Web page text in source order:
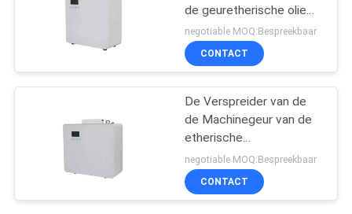
geurverspreider met
groot oppervlak
de geuretherische olie
van het het Ijzeraroma de
Luchtluchtbevochtiger
negotiable MOQ:Bespreekbaar
CONTACT
De Verspreider van de
de Machinegeur van de
etherische
olieverspreider met 1L-
Capaciteit
negotiable MOQ:Bespreekbaar
CONTACT